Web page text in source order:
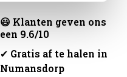
😃 Klanten geven ons
een 9.6/10
✔ Gratis af te halen in
Numansdorp